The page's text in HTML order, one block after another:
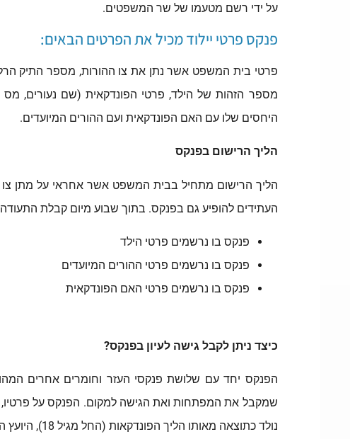
על ידי רשם מטעמו של שר המשפטים.
פנקס פרטי יילוד מכיל את הפרטים הבאים:
פרטי בית המשפט אשר נתן את צו ההורות, מספר התיק
מספר הזהות של הילד, פרטי הפונדקאית (שם נעורים, מס
היחסים שלו עם האם הפונדקאית ועם ההורים המיועדים.
הליך הרישום בפנקס
העתידים להופיע גם בפנקס. בתוך שבוע מיום קבלת התעודה, הרשם
פנקס בו נרשמים פרטי הילד
פנקס בו נרשמים פרטי ההורים המיועדים
פנקס בו נרשמים פרטי האם הפונדקאית
כיצד ניתן לקבל גישה לעיון בפנקס?
הפנקס יחד עם שלושת פנקסי העזר וחומרים אחרים
שמקבל את המפתחות ואת הגישה למקום. הפנקס על פרטיו,
נולד כתוצאה מאותו הליך הפונדקאות (החל מגיל 18), היועץ המשפטי לממשלה, פקיד הסעד ורשם נישואין.